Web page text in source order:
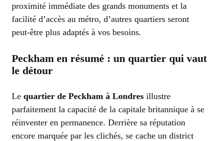
proximité immédiate des grands monuments et la
facilité d’accès au métro, d’autres quartiers seront
peut-être plus adaptés à vos besoins.
Peckham en résumé : un quartier qui vaut
le détour
Le quartier de Peckham à Londres illustre
parfaitement la capacité de la capitale britannique à se
réinventer en permanence. Derrière sa réputation
encore marquée par les clichés, se cache un district